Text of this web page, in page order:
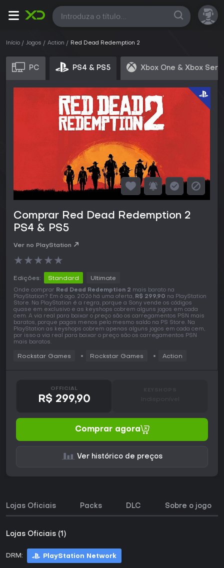
Todas
Início Jogos Action Red Dead Redemption 2
PC PS4 & PS5 Xbox One & Xbox
Comprar Red Dead Redemption 2
PS4 & PS5
Ver no PlayStation
★★★★★
Edições: Standard Ultimate
Onde comprar Red Dead Redemption 2 mais barato na
PlayStation? Em 6 ago. 2026 há uma oferta, R$ 299,90 na PlayStation
Store. Na PlayStation é a regra, porque a Sony vende os códigos
quase em exclusivo e as keyshops cobrem alguns jogos em cada
cem. A via real para baixar o preço são os carregamentos PSN mais
baratos, porque pagas menos pelo mesmo saldo na PS Store. Na
PlayStation as keyshops cobrem apenas alguns jogos em cada cem,
por isso a via real para baixar o preço são os carregamentos PSN
mais baratos.
Rockstar Games Rockstar Games Action
OFFICIAL
R$ 299,90 Indisponível
Comprar agora
Ver histórico de preços
Lojas Oficiais Packs DLC Sobre o jogo
Lojas Oficiais (1)
DRM: PlayStation Network